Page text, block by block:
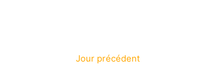
Jour précédent